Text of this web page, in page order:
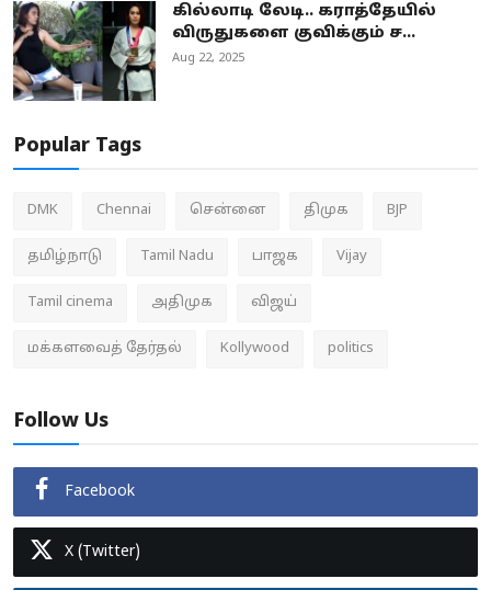
கில்லாடி லேடி.. கராத்தேயில்
விருதுகளை குவிக்கும் ச...
Aug 22, 2025
Popular Tags
DMK Chennai சென்னை திமுக BJP
தமிழ்நாடு Tamil Nadu பாஜக Vijay
Tamil cinema அதிமுக விஜய்
மக்களவைத் தேர்தல் Kollywood politics
Follow Us
Facebook
X (Twitter)